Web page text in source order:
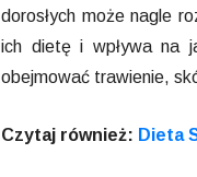
dorosłych może nagle
ich dietę i wpływa na
obejmować trawienie,
Czytaj również: Dieta